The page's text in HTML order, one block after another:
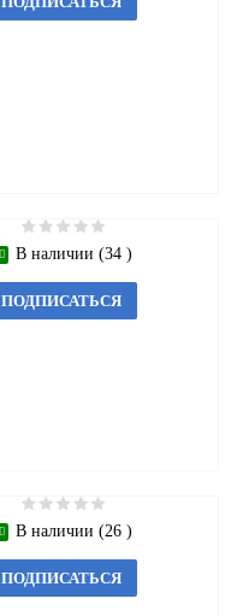
В наличии (34 )
ПОДПИСАТЬСЯ
В наличии (26 )
ПОДПИСАТЬСЯ